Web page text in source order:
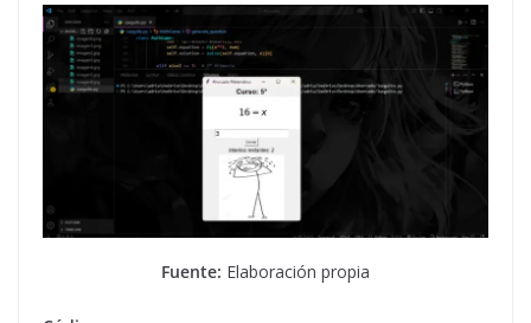
Fuente: Elaboración propia